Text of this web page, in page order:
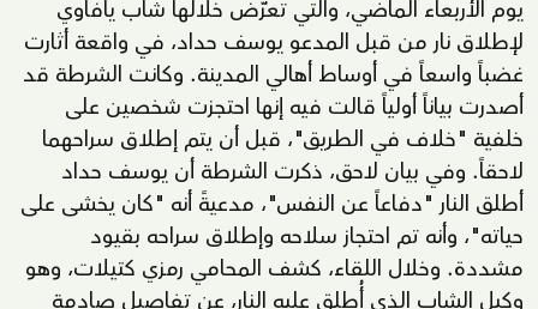
يوم الأربعاء الماضي، والتي تعرّض خلالها شاب يافاوي
لإطلاق نار من قبل المدعو يوسف حداد، في واقعة أثارت
غضباً واسعاً في أوساط أهالي المدينة. وكانت الشرطة قد
أصدرت بياناً أولياً قالت فيه إنها احتجزت شخصين على
خلفية "خلاف في الطريق"، قبل أن يتم إطلاق سراحهما
لاحقاً. وفي بيان لاحق، ذكرت الشرطة أن يوسف حداد
أطلق النار "دفاعاً عن النفس"، مدعيةً أنه "كان يخشى على
حياته"، وأنه تم احتجاز سلاحه وإطلاق سراحه بقيود
مشددة. وخلال اللقاء، كشف المحامي رمزي كتيلات، وهو
وكيل الشاب الذي أُطلق عليه النار، عن تفاصيل صادمة